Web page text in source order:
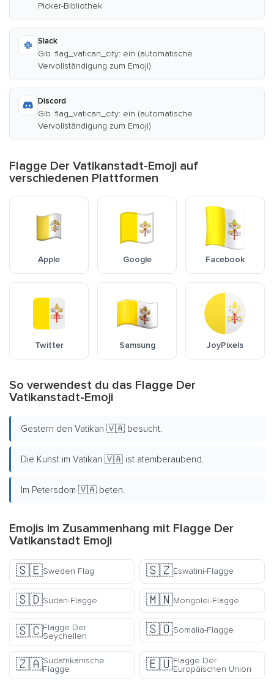
Picker-Bibliothek
Slack
Gib :flag_vatican_city: ein (automatische
Vervollständigung zum Emoji)
Discord
Gib :flag_vatican_city: ein (automatische
Vervollständigung zum Emoji)
Flagge Der Vatikanstadt-Emoji auf
verschiedenen Plattformen
Apple Google Facebook
Twitter Samsung JoyPixels
So verwendest du das Flagge Der
Vatikanstadt-Emoji
Gestern den Vatikan 🇻🇦 besucht.
Die Kunst im Vatikan 🇻🇦 ist atemberaubend.
Im Petersdom 🇻🇦 beten.
Emojis im Zusammenhang mit Flagge Der
Vatikanstadt Emoji
🇸🇪Sweden Flag 🇸🇿Eswatini-Flagge
🇸🇩Sudan-Flagge 🇲🇳Mongolei-Flagge
🇸🇨Flagge Der
Seychellen
🇸🇴Somalia-Flagge
🇿🇦Südafrikanische
Flagge
🇪🇺Flagge Der
Europäischen Union